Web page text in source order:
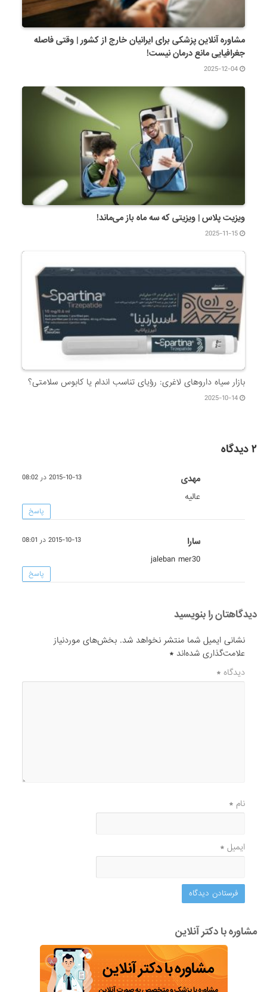
مشاوره آنلاین پزشکی برای ایرانیان خارج از کشور | وقتی فاصله
جغرافیایی مانع درمان نیست!
2025-12-04
ویزیت پلاس | ویزیتی که سه ماه باز می‌ماند!
2025-11-15
بازار سیاه داروهای لاغری: رؤیای تناسب اندام یا کابوس سلامتی؟
2025-10-14
۲ دیدگاه
مهدی 2015-10-13 در 08:02
عالیه
پاسخ
سارا 2015-10-13 در 08:01
jaleban mer30
پاسخ
دیدگاهتان را بنویسید
نشانی ایمیل شما منتشر نخواهد شد. بخش‌های موردنیاز
علامت‌گذاری شده‌اند*
دیدگاه*
نام*
ایمیل*
مشاوره با دکتر آنلاین